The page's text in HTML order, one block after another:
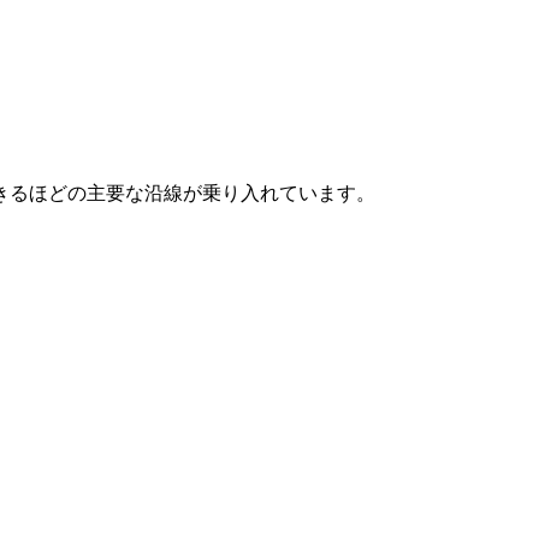
ほどの主要な沿線が乗り入れています。